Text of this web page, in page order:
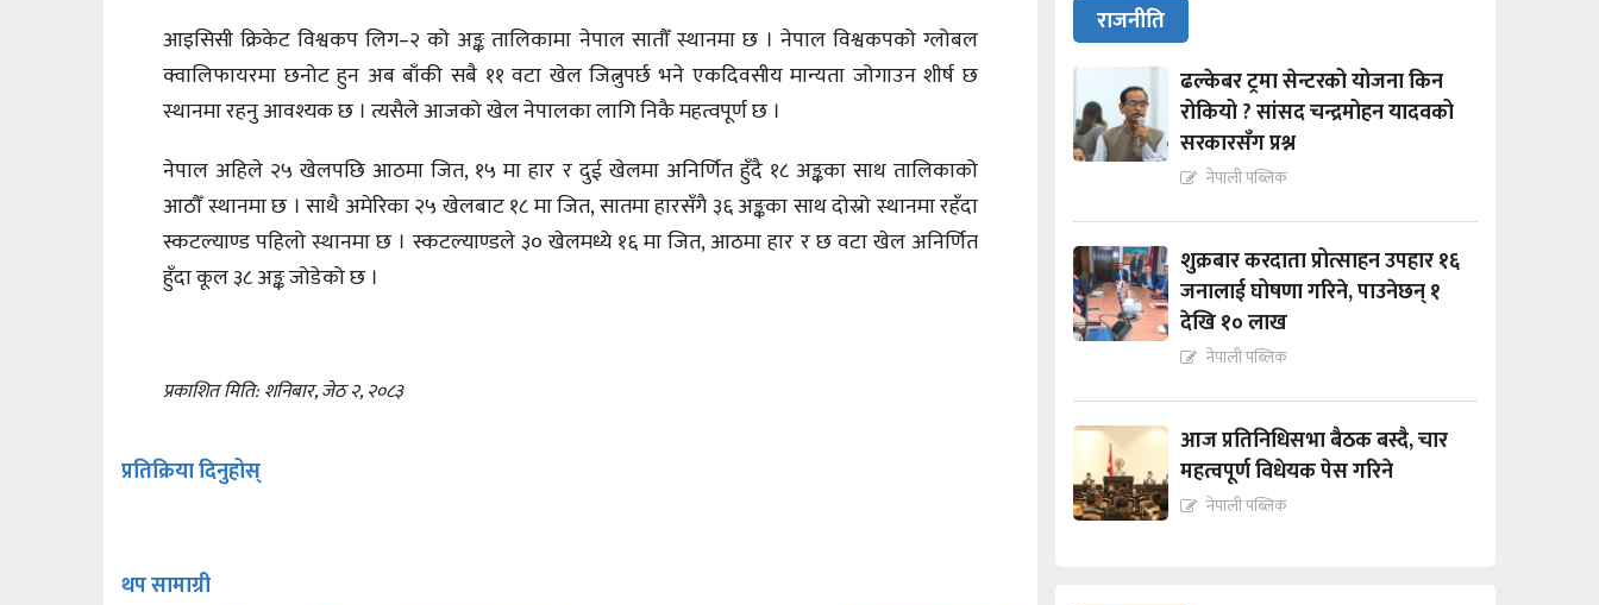
आइसिसी क्रिकेट विश्वकप लिग–२ को अङ्क तालिकामा नेपाल सातौँ स्थानमा छ । नेपाल विश्वकपको ग्लोबल
क्वालिफायरमा छनोट हुन अब बाँकी सबै ११ वटा खेल जित्नुपर्छ भने एकदिवसीय मान्यता जोगाउन शीर्ष छ
स्थानमा रहनु आवश्यक छ । त्यसैले आजको खेल नेपालका लागि निकै महत्वपूर्ण छ ।
नेपाल अहिले २५ खेलपछि आठमा जित, १५ मा हार र दुई खेलमा अनिर्णित हुँदै १८ अङ्कका साथ तालिकाको
आठौँ स्थानमा छ । साथै अमेरिका २५ खेलबाट १८ मा जित, सातमा हारसँगै ३६ अङ्कका साथ दोस्रो स्थानमा रहँदा
स्कटल्याण्ड पहिलो स्थानमा छ । स्कटल्याण्डले ३० खेलमध्ये १६ मा जित, आठमा हार र छ वटा खेल अनिर्णित
हुँदा कूल ३८ अङ्क जोडेको छ ।
प्रकाशित मिति: शनिबार, जेठ २, २०८३
प्रतिक्रिया दिनुहोस्
थप सामाग्री
राजनीति
ढल्केबर ट्रमा सेन्टरको योजना किन
रोकियो ? सांसद चन्द्रमोहन यादवको
सरकारसँग प्रश्न
नेपाली पब्लिक
शुक्रबार करदाता प्रोत्साहन उपहार १६
जनालाई घोषणा गरिने, पाउनेछन् १
देखि १० लाख
नेपाली पब्लिक
आज प्रतिनिधिसभा बैठक बस्दै, चार
महत्वपूर्ण विधेयक पेस गरिने
नेपाली पब्लिक